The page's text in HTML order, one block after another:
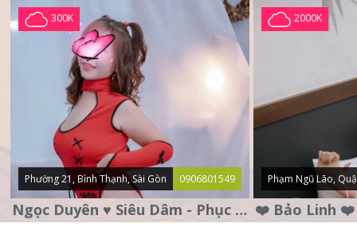
300K
Phường 21, Bình Thạnh, Sài Gòn 0906801549
Ngọc Duyên ♥️ Siêu Dâm - Phục Vụ Tận Tình - Chu Đáo
2000K
Phạm Ngũ Lão,